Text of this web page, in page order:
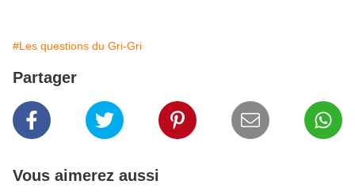
#Les questions du Gri-Gri
Partager
Vous aimerez aussi